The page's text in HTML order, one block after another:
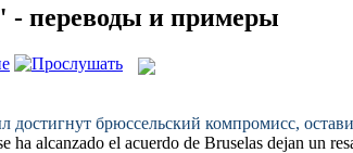
- переводы и примеры
достигнут брюссельский компромисс,
ha alcanzado el acuerdo de Bruselas dejan un